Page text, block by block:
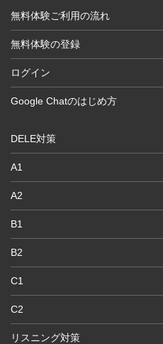
無料体験ご利用の流れ
無料体験の登録
ログイン
Google Chatのはじめ方
DELE対策
A1
A2
B1
B2
C1
C2
リスニング対策